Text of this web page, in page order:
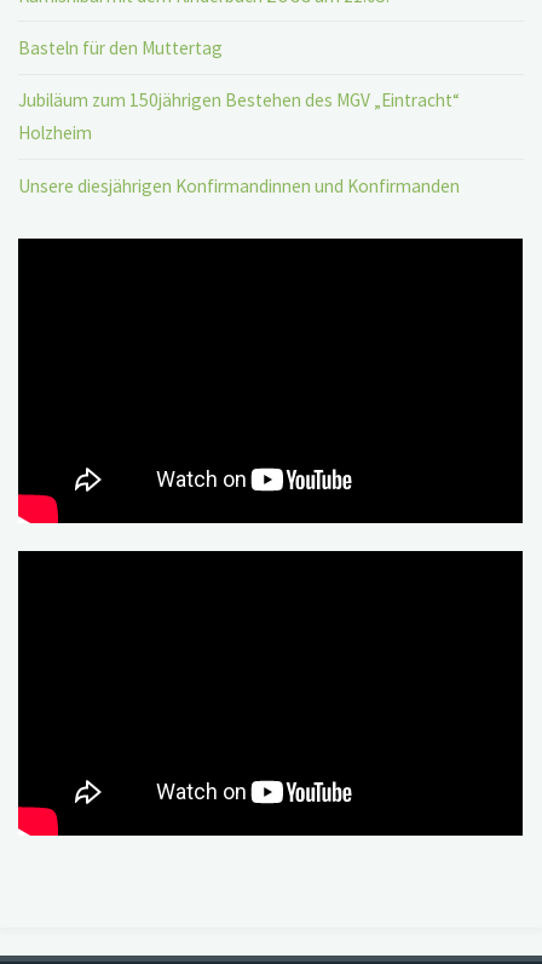
Basteln für den Muttertag
Jubiläum zum 150jährigen Bestehen des MGV „Eintracht“
Holzheim
Unsere diesjährigen Konfirmandinnen und Konfirmanden